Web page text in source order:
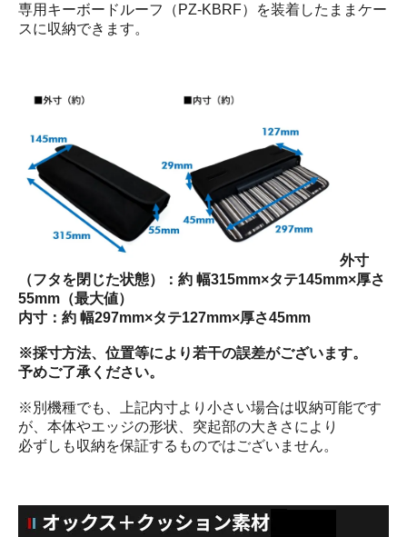
専用キーボードルーフ（PZ-KBRF）を装着したままケー
スに収納できます。
外寸
（フタを閉じた状態）：約 幅315mm×タテ145mm×厚さ
55mm（最大値）
内寸：約 幅297mm×タテ127mm×厚さ45mm
※採寸方法、位置等により若干の誤差がございます。
予めご了承ください。
※別機種でも、上記内寸より小さい場合は収納可能です
が、本体やエッジの形状、突起部の大きさにより
必ずしも収納を保証するものではございません。